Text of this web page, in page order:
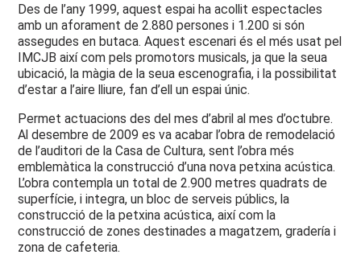
Des de l’any 1999, aquest espai ha acollit espectacles
amb un aforament de 2.880 persones i 1.200 si són
assegudes en butaca. Aquest escenari és el més usat pel
IMCJB així com pels promotors musicals, ja que la seua
ubicació, la màgia de la seua escenografia, i la possibilitat
d’estar a l’aire lliure, fan d’ell un espai únic.
Permet actuacions des del mes d’abril al mes d’octubre.
Al desembre de 2009 es va acabar l’obra de remodelació
de l’auditori de la Casa de Cultura, sent l’obra més
emblemàtica la construcció d’una nova petxina acústica.
L’obra contempla un total de 2.900 metres quadrats de
superfície, i integra, un bloc de serveis públics, la
construcció de la petxina acústica, així com la
construcció de zones destinades a magatzem, gradería i
zona de cafeteria.